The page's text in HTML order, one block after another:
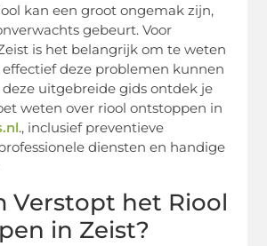
kan een groot ongemak zijn,
gebeurt. Voor
is het belangrijk om te weten
effectief deze problemen kunnen
uitgebreide gids ontdek je
weten over riool ontstoppen in
., inclusief preventieve
diensten en handige
Verstopt het Riool
in Zeist?